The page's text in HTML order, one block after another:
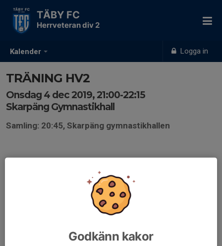
Kalender Logga in
TÄBY FC
Herrveteran div 2
TRÄNING HV2
Onsdag 4 dec 2019, 21:00-22:15
Skarpäng Gymnastikhall
Samling: 20:45, Skarpäng gymnastikhallen
Godkänn kakor